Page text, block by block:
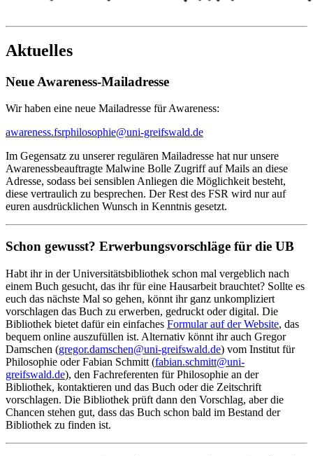
Aktuelles
Neue Awareness-Mailadresse
Wir haben eine neue Mailadresse für Awareness:
awareness.fsrphilosophie@uni-greifswald.de
Im Gegensatz zu unserer regulären Mailadresse hat nur unsere
Awarenessbeauftragte Malwine Bolle Zugriff auf Mails an diese
Adresse, sodass bei sensiblen Anliegen die Möglichkeit besteht,
diese vertraulich zu besprechen. Der Rest des FSR wird nur auf
euren ausdrücklichen Wunsch in Kenntnis gesetzt.
Schon gewusst? Erwerbungsvorschläge für die UB
Habt ihr in der Universitätsbibliothek schon mal vergeblich nach
einem Buch gesucht, das ihr für eine Hausarbeit brauchtet? Sollte es
euch das nächste Mal so gehen, könnt ihr ganz unkompliziert
vorschlagen das Buch zu erwerben, gedruckt oder digital. Die
Bibliothek bietet dafür ein einfaches Formular auf der Website, das
bequem online auszufüllen ist. Alternativ könnt ihr auch Gregor
Damschen (gregor.damschen@uni-greifswald.de) vom Institut für
Philosophie oder Fabian Schmitt (fabian.schmitt@uni-
greifswald.de), den Fachreferenten für Philosophie an der
Bibliothek, kontaktieren und das Buch oder die Zeitschrift
vorschlagen. Die Bibliothek prüft dann den Vorschlag, aber die
Chancen stehen gut, dass das Buch schon bald im Bestand der
Bibliothek zu finden ist.